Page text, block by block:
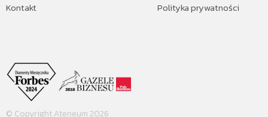
Kontakt
Polityka prywatności
© Copyright Ateneum 2026